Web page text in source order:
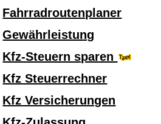
Fahrradroutenplaner
Gewährleistung
Kfz-Steuern sparen
Kfz Steuerrechner
Kfz Versicherungen